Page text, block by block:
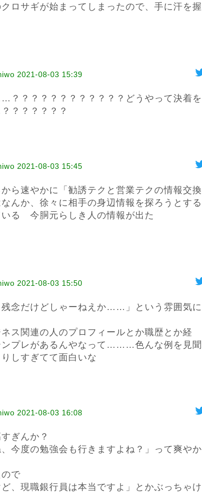
ロサギが始まってしまったので、手に汗を握
2021-08-03 15:39
？？？？？？？？？？？どうやって決着を
？？？？？
2021-08-03 15:45
ら速やかに「勧誘テクと営業テクの情報交換
んか、徐々に相手の身辺情報を探ろうとする
る　今胴元らしき人の情報が出た
2021-08-03 15:50
残念だけどしゃーねえか……」という雰囲気に
ス関連の人のプロフィールとか職歴とか経
ンプレがあるんやなって………色んな例を見聞
しすぎてて面白いな
2021-08-03 16:08
ぎんか？
今度の勉強会も行きますよね？」って爽やか
で
、現職銀行員は本当ですよ」とかぶっちゃけ